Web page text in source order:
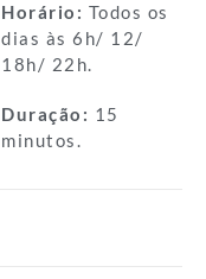
Horário: Todos os
dias às 6h/ 12/
18h/ 22h.
Duração: 15
minutos.